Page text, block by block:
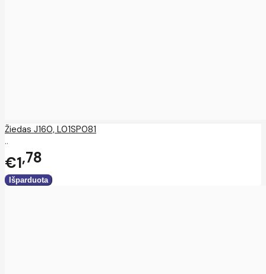
Žiedas J160, L01SP081
..
€1 78